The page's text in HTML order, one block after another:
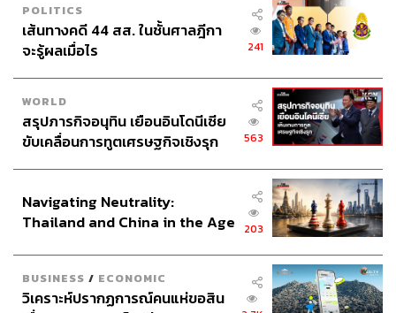
POLITICS
เส้นทางคดี 44 สส. ในชั้นศาลฎีกา
จะรู้ผลเมื่อไร
241
WORLD
สรุปภารกิจอนุทิน เยือนอินโดนีเซีย
ขับเคลื่อนการทูตเศรษฐกิจเชิงรุก
563
Navigating Neutrality:
Thailand and China in the Age
203
BUSINESS / ECONOMIC
วิเคราะห์ปรากฏการณ์คนแห่ขอสิน